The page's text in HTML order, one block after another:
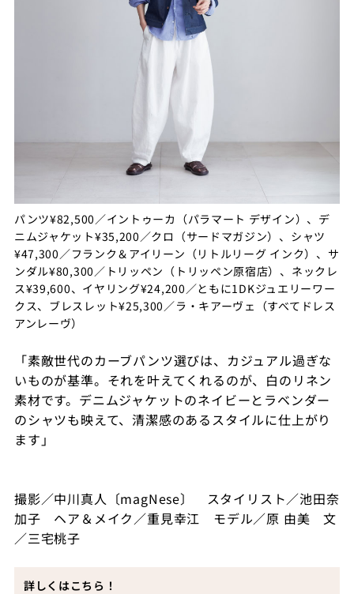
パンツ¥82,500／イントゥーカ（パラマート デザイン）、デ
ニムジャケット¥35,200／クロ（サードマガジン）、シャツ
¥47,300／フランク＆アイリーン（リトルリーグ インク）、サ
ンダル¥80,300／トリッペン（トリッペン原宿店）、ネックレ
ス¥39,600、イヤリング¥24,200／ともに1DKジュエリーワー
クス、ブレスレット¥25,300／ラ・キアーヴェ（すべてドレス
アンレーヴ）
「素敵世代のカーブパンツ選びは、カジュアル過ぎな
いものが基準。それを叶えてくれるのが、白のリネン
素材です。デニムジャケットのネイビーとラベンダー
のシャツも映えて、清潔感のあるスタイルに仕上がり
ます」
撮影／中川真人〔magNese〕 スタイリスト／池田奈
加子 ヘア＆メイク／重見幸江 モデル／原 由美 文
／三宅桃子
詳しくはこちら！